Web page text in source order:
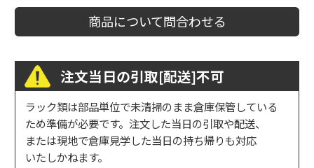
商品について問合わせる
注文当日の引取[配送]不可
ラック類は部品単位で未清掃のまま倉庫保管している
ため準備が必要です。注文した当日の引取や配送、
または現地で倉庫見学した当日の持ち帰りも対応
いたしかねます。